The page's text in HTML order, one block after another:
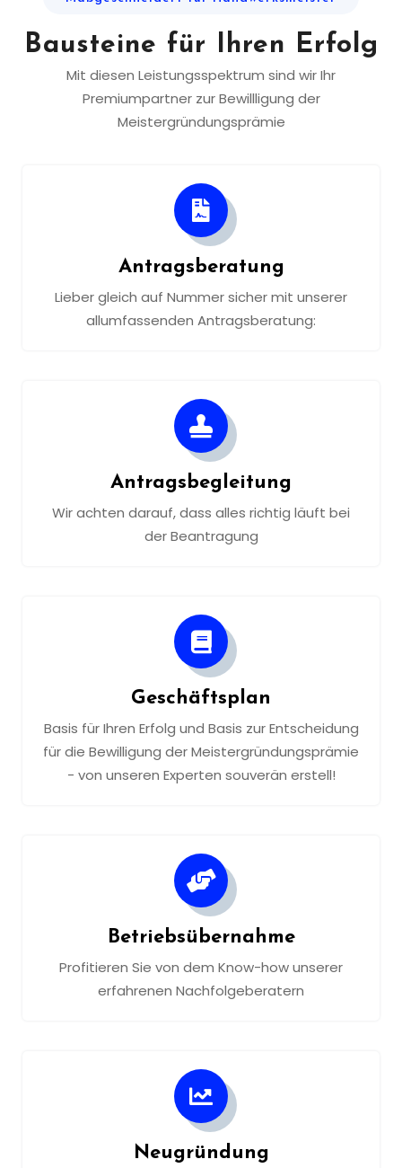
Bausteine für Ihren Erfolg
Mit diesen Leistungsspektrum sind wir Ihr
Premiumpartner zur Bewillligung der
Meistergründungsprämie
Antragsberatung
Lieber gleich auf Nummer sicher mit unserer
allumfassenden Antragsberatung:
Antragsbegleitung
Wir achten darauf, dass alles richtig läuft bei
der Beantragung
Geschäftsplan
Basis für Ihren Erfolg und Basis zur Entscheidung
für die Bewilligung der Meistergründungsprämie
- von unseren Experten souverän erstell!
Betriebsübernahme
Profitieren Sie von dem Know-how unserer
erfahrenen Nachfolgeberatern
Neugründung